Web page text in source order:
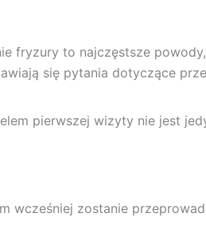
fryzury to najczęstsze
się pytania dotyczące
pierwszej wizyty nie jest
wcześniej zostanie